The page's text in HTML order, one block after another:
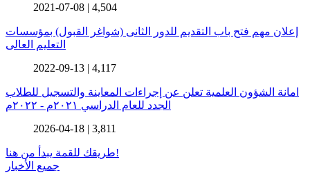
2021-07-08 | 4,504
إعلان مهم فتح باب التقديم للدور الثانى (شواغر القبول) بمؤسسات
التعليم العالى
2022-09-13 | 4,117
امانة الشؤون العلمية تعلن عن إجراءات المعاينة والتسجيل للطلاب
الجدد للعام الدراسي ٢٠٢١م - ٢٠٢٢م
2026-04-18 | 3,811
طريقك للقمة يبدأ من هنا!
جميع الأخبار